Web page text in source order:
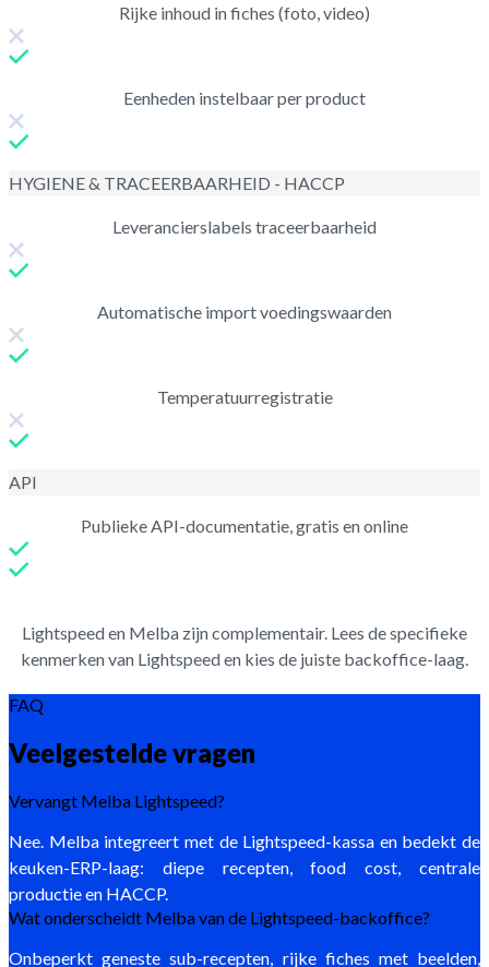
Rijke inhoud in fiches (foto, video)
Eenheden instelbaar per product
HYGIENE & TRACEERBAARHEID - HACCP
Leverancierslabels traceerbaarheid
Automatische import voedingswaarden
Temperatuurregistratie
API
Publieke API-documentatie, gratis en online
Lightspeed en Melba zijn complementair. Lees de specifieke
kenmerken van Lightspeed en kies de juiste backoffice-laag.
FAQ
Veelgestelde vragen
Vervangt Melba Lightspeed?
Nee. Melba integreert met de Lightspeed-kassa en bedekt de
keuken-ERP-laag: diepe recepten, food cost, centrale
productie en HACCP.
Wat onderscheidt Melba van de Lightspeed-backoffice?
Onbeperkt geneste sub-recepten, rijke fiches met beelden,